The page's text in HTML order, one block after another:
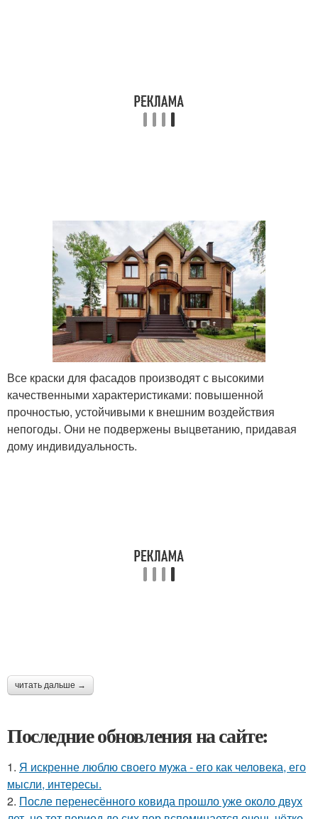
Все краски для фасадов производят с высокими
качественными характеристиками: повышенной
прочностью, устойчивыми к внешним воздействия
непогоды. Они не подвержены выцветанию, придавая
дому индивидуальность.
читать дальше →
Последние обновления на сайте:
1. Я искренне люблю своего мужа - его как человека, его
мысли, интересы.
2. После перенесённого ковида прошло уже около двух